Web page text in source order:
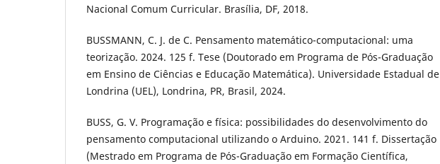
Nacional Comum Curricular. Brasília, DF, 2018.
BUSSMANN, C. J. de C. Pensamento matemático-computacional: uma
teorização. 2024. 125 f. Tese (Doutorado em Programa de Pós-Graduação
em Ensino de Ciências e Educação Matemática). Universidade Estadual de
Londrina (UEL), Londrina, PR, Brasil, 2024.
BUSS, G. V. Programação e física: possibilidades do desenvolvimento do
pensamento computacional utilizando o Arduino. 2021. 141 f. Dissertação
(Mestrado em Programa de Pós­-Graduação em Formação Científica,